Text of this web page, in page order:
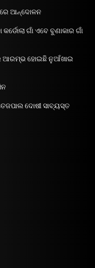
ଆନ୍ଦୋଳନ
ଗାଁ ଏବେ ବୁଣାକାର ଗାଁ
ଆରମ୍ଭ ହୋଇଛି ନୁଆଁଖାଇ
ଦୋଷୀ ସାବ୍ୟସ୍ତ